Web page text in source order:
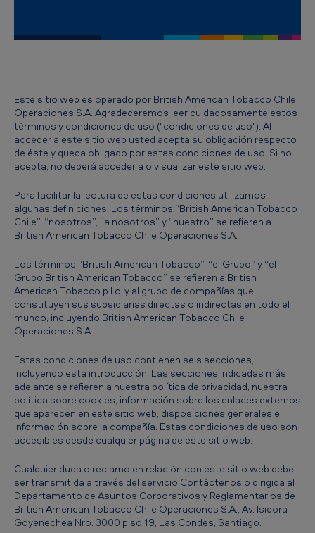
Este sitio web es operado por British American Tobacco Chile
Operaciones S.A. Agradeceremos leer cuidadosamente estos
términos y condiciones de uso ("condiciones de uso"). Al
acceder a este sitio web usted acepta su obligación respecto
de éste y queda obligado por estas condiciones de uso. Si no
acepta, no deberá acceder a o visualizar este sitio web.
Para facilitar la lectura de estas condiciones utilizamos
algunas definiciones. Los términos “British American Tobacco
Chile”, “nosotros”, “a nosotros” y “nuestro” se refieren a
British American Tobacco Chile Operaciones S.A.
Los términos “British American Tobacco”, “el Grupo” y “el
Grupo British American Tobacco” se refieren a British
American Tobacco p.l.c. y al grupo de compañías que
constituyen sus subsidiarias directas o indirectas en todo el
mundo, incluyendo British American Tobacco Chile
Operaciones S.A.
Estas condiciones de uso contienen seis secciones,
incluyendo esta introducción. Las secciones indicadas más
adelante se refieren a nuestra política de privacidad, nuestra
política sobre cookies, información sobre los enlaces externos
que aparecen en este sitio web, disposiciones generales e
información sobre la compañía. Estas condiciones de uso son
accesibles desde cualquier página de este sitio web.
Cualquier duda o reclamo en relación con este sitio web debe
ser transmitida a través del servicio Contáctenos o dirigida al
Departamento de Asuntos Corporativos y Reglamentarios de
British American Tobacco Chile Operaciones S.A., Av. Isidora
Goyenechea Nro. 3000 piso 19, Las Condes, Santiago.